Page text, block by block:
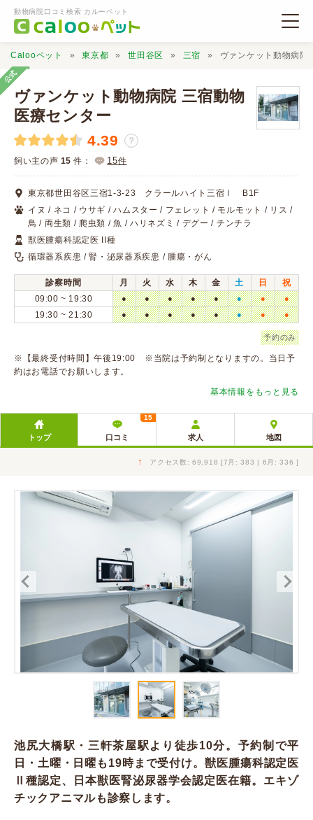
動物病院口コミ検索 カルーペット
動物病院検索
Calooペットとは？
Calooペット 東京都 世田谷区 三宿 ヴァンケット動物病院
公式
ヴァンケット動物病院 三宿動物
医療センター
4.39 ？
飼い主の声 15 件： 15件
東京都世田谷区三宿1-3-23 クラールハイト三宿Ⅰ B1F
イヌ / ネコ / ウサギ / ハムスター / フェレット / モルモット / リス /
鳥 / 両生類 / 爬虫類 / 魚 / ハリネズミ / デグー / チンチラ
獣医腫瘍科認定医 II種
循環器系疾患 / 腎・泌尿器系疾患 / 腫瘍・がん
診察時間 月 火 水 木 金 土 日
祝
09:00 ~ 19:30
● ● ● ● ● ● ● ●
19:30 ~ 21:30 ● ● ● ● ● ● ● ●
予約のみ
※【最終受付時間】午後19:00 ※当院は予約制となりますの。当日予
約はお電話でお願いします。
基本情報をもっと見る
トップ 口コミ
15
求人 地図
↑ アクセス数: 69,918 [7月: 383 | 6月: 336 ]
池尻大橋駅・三軒茶屋駅より徒歩10分。予約制で平
日・土曜・日曜も19時まで受付け。獣医腫瘍科認定医
Ⅱ種認定、日本獣医腎泌尿器学会認定医在籍。エキゾ
チックアニマルも診察します。